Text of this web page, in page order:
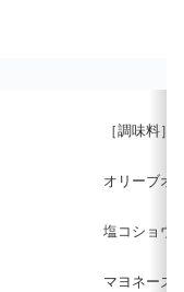
［調味料］
オリーブオ
塩コショウ
マヨネーズ